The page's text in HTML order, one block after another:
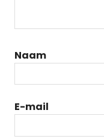
Naam
E-mail